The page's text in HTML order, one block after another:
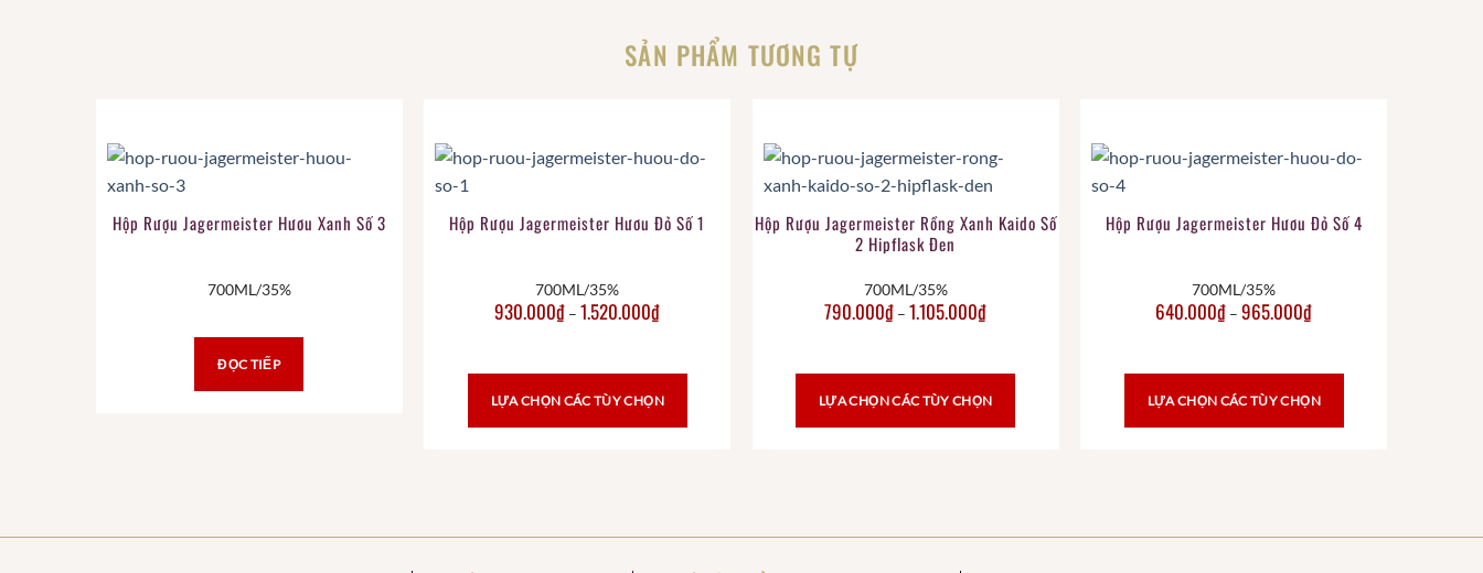
SẢN PHẨM TƯƠNG TỰ
Hộp Rượu Jagermeister Hươu Xanh Số 3
700ML/35%
ĐỌC TIẾP
Hộp Rượu Jagermeister Hươu Đỏ Số 1
700ML/35%
930.000₫ –1.520.000₫
LỰA CHỌN CÁC TÙY CHỌN
Hộp Rượu Jagermeister Rồng Xanh Kaido Số
2 Hipflask Đen
700ML/35%
790.000₫ –1.105.000₫
LỰA CHỌN CÁC TÙY CHỌN
Hộp Rượu Jagermeister Hươu Đỏ Số 4
700ML/35%
640.000₫ –965.000₫
LỰA CHỌN CÁC TÙY CHỌN